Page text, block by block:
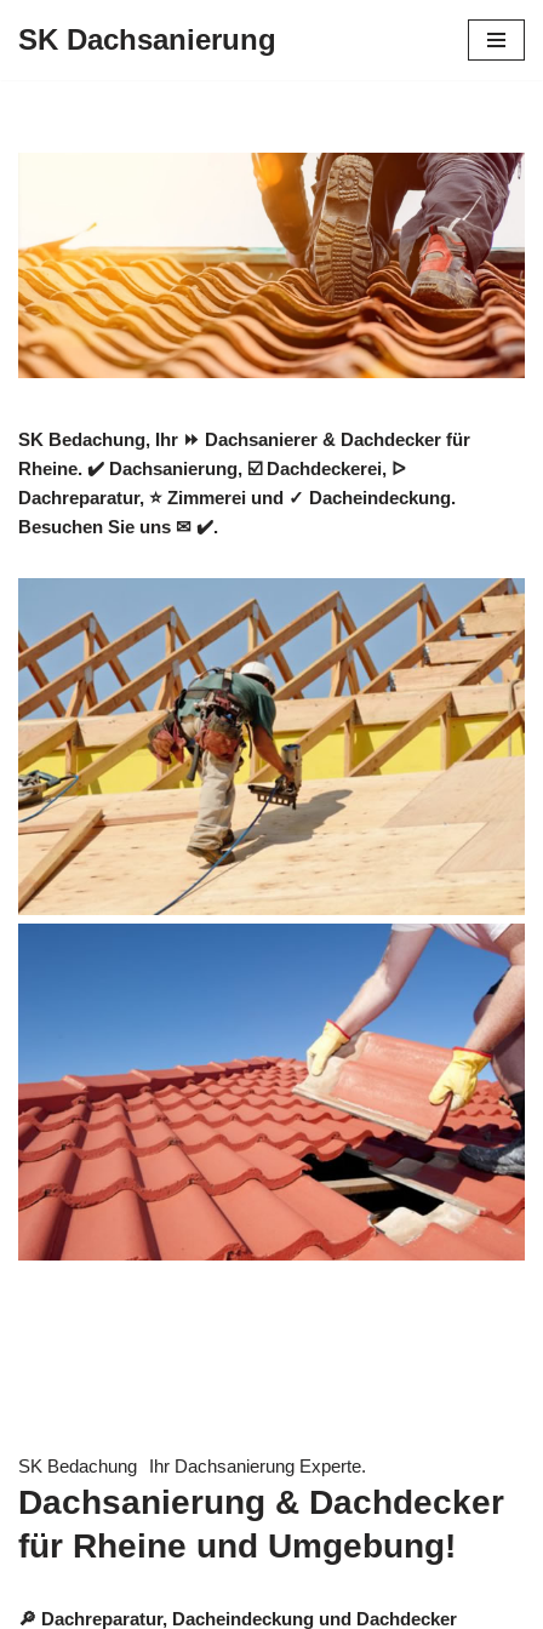
SK Dachsanierung
SK Bedachung, Ihr ⏩ Dachsanierer & Dachdecker für
Rheine. ✔️ Dachsanierung, ☑️ Dachdeckerei, ᐅ
Dachreparatur, ⭐ Zimmerei und ✓ Dacheindeckung.
Besuchen Sie uns ✉ ✔️.
SK Bedachung Ihr Dachsanierung Experte.
Dachsanierung & Dachdecker
für Rheine und Umgebung!
🔎 Dachreparatur, Dacheindeckung und Dachdecker